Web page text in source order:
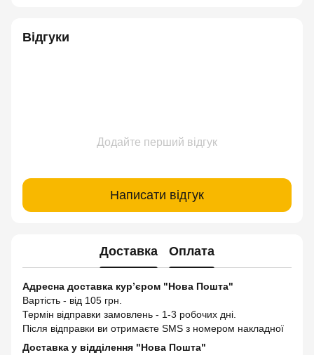
Відгуки
Додайте перший відгук
Написати відгук
Доставка Оплата
Адресна доставка кур’єром "Нова Пошта"
Вартість - від 105 грн.
Термін відправки замовлень - 1-3 робочих дні.
Після відправки ви отримаєте SMS з номером накладної
Доставка у відділення "Нова Пошта"